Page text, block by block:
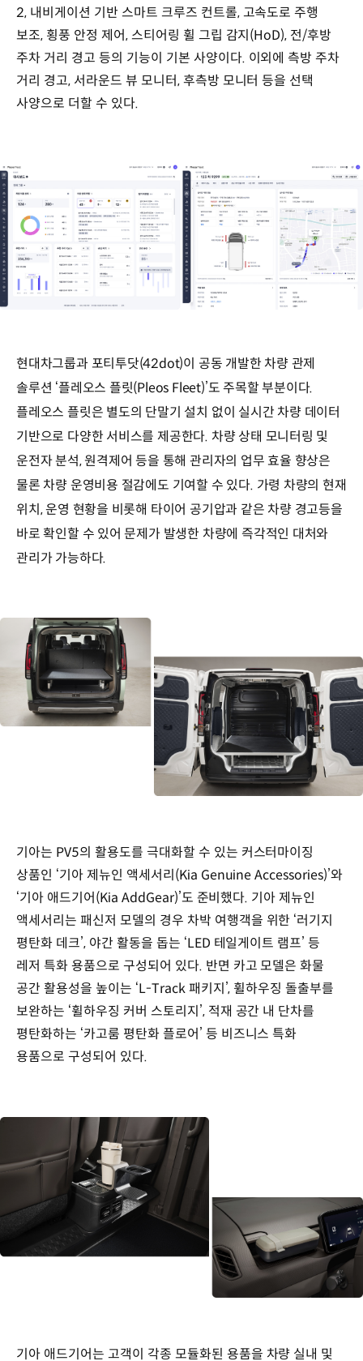
2, 내비게이션 기반 스마트 크루즈 컨트롤, 고속도로 주행
보조, 횡풍 안정 제어, 스티어링 휠 그립 감지(HoD), 전/후방
주차 거리 경고 등의 기능이 기본 사양이다. 이외에 측방 주차
거리 경고, 서라운드 뷰 모니터, 후측방 모니터 등을 선택
사양으로 더할 수 있다.
현대차그룹과 포티투닷(42dot)이 공동 개발한 차량 관제
솔루션 ‘플레오스 플릿(Pleos Fleet)’도 주목할 부분이다.
플레오스 플릿은 별도의 단말기 설치 없이 실시간 차량 데이터
기반으로 다양한 서비스를 제공한다. 차량 상태 모니터링 및
운전자 분석, 원격제어 등을 통해 관리자의 업무 효율 향상은
물론 차량 운영비용 절감에도 기여할 수 있다. 가령 차량의 현재
위치, 운영 현황을 비롯해 타이어 공기압과 같은 차량 경고등을
바로 확인할 수 있어 문제가 발생한 차량에 즉각적인 대처와
관리가 가능하다.
기아는 PV5의 활용도를 극대화할 수 있는 커스터마이징
상품인 ‘기아 제뉴인 액세서리(Kia Genuine Accessories)’와
‘기아 애드기어(Kia AddGear)’도 준비했다. 기아 제뉴인
액세서리는 패신저 모델의 경우 차박 여행객을 위한 ‘러기지
평탄화 데크’, 야간 활동을 돕는 ‘LED 테일게이트 램프’ 등
레저 특화 용품으로 구성되어 있다. 반면 카고 모델은 화물
공간 활용성을 높이는 ‘L-Track 패키지’, 휠하우징 돌출부를
보완하는 ‘휠하우징 커버 스토리지’, 적재 공간 내 단차를
평탄화하는 ‘카고룸 평탄화 플로어’ 등 비즈니스 특화
용품으로 구성되어 있다.
기아 애드기어는 고객이 각종 모듈화된 용품을 차량 실내 및